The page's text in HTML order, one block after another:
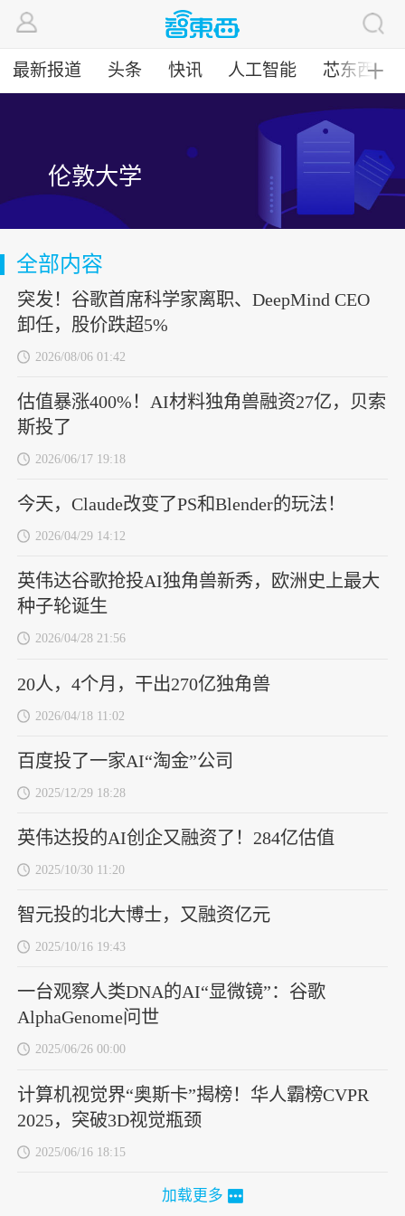
最新报道 头条 快讯 人工智能 芯东西╋
伦敦大学
全部内容
突发！谷歌首席科学家离职、DeepMind CEO
卸任，股价跌超5%
2026/08/06 01:42
估值暴涨400%！AI材料独角兽融资27亿，贝索
斯投了
2026/06/17 19:18
今天，Claude改变了PS和Blender的玩法！
2026/04/29 14:12
英伟达谷歌抢投AI独角兽新秀，欧洲史上最大
种子轮诞生
2026/04/28 21:56
20人，4个月，干出270亿独角兽
2026/04/18 11:02
百度投了一家AI“淘金”公司
2025/12/29 18:28
英伟达投的AI创企又融资了！284亿估值
2025/10/30 11:20
智元投的北大博士，又融资亿元
2025/10/16 19:43
一台观察人类DNA的AI“显微镜”：谷歌
AlphaGenome问世
2025/06/26 00:00
计算机视觉界“奥斯卡”揭榜！华人霸榜CVPR
2025，突破3D视觉瓶颈
2025/06/16 18:15
加载更多